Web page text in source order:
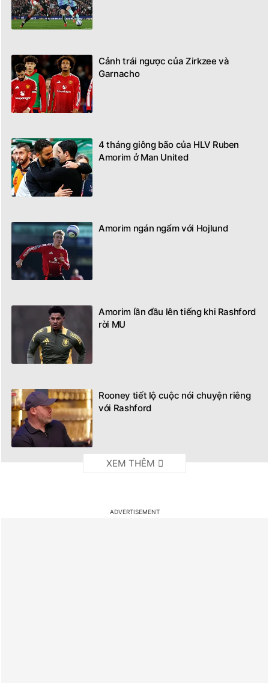
Cảnh trái ngược của Zirkzee và
Garnacho
4 tháng giông bão của HLV Ruben
Amorim ở Man United
Amorim ngán ngẩm với Hojlund
Amorim lần đầu lên tiếng khi Rashford
rời MU
Rooney tiết lộ cuộc nói chuyện riêng
với Rashford